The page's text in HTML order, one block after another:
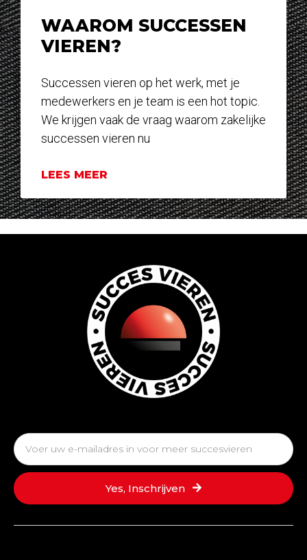
WAAROM SUCCESSEN
VIEREN?
Successen vieren op het werk, met je
medewerkers en je team is een hot topic.
We krijgen vaak de vraag waarom zakelijke
successen vieren nu
LEES MEER
Email
Yes, Inschrijven